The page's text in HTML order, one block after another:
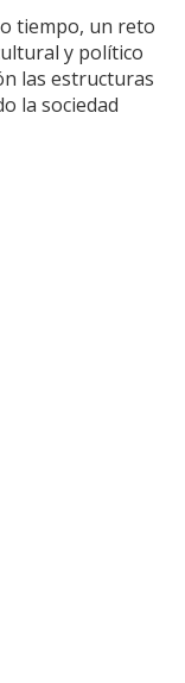
tiempo, un reto
y político
las estructuras
la sociedad